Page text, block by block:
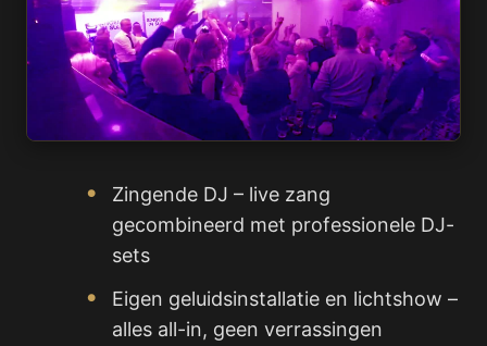
Zingende DJ – live zang
gecombineerd met professionele DJ-
sets
Eigen geluidsinstallatie en lichtshow –
alles all-in, geen verrassingen